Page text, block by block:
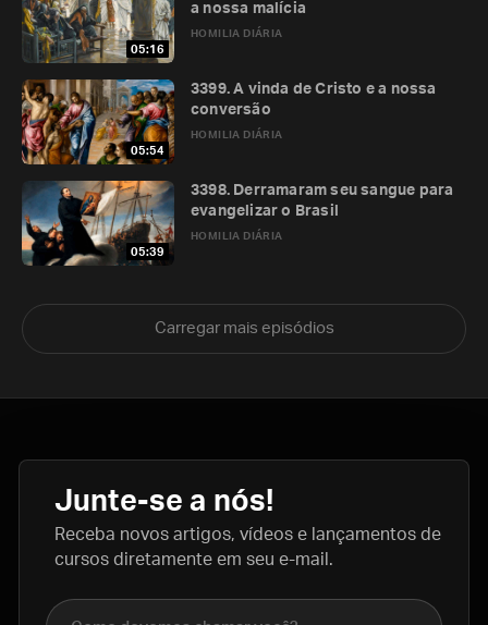
05:16
HOMILIA DIÁRIA
a nossa malícia
05:54
HOMILIA DIÁRIA
3399. A vinda de Cristo e a nossa
conversão
05:39
HOMILIA DIÁRIA
3398. Derramaram seu sangue para
evangelizar o Brasil
Carregar mais episódios
Junte-se a nós!
Receba novos artigos, vídeos e lançamentos de
cursos diretamente em seu e-mail.
Nome completo